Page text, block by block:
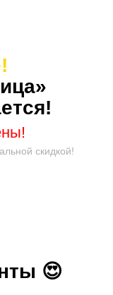
скидкой!
😍